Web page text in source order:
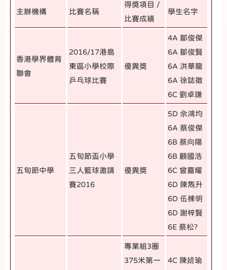
主辦機構 比賽名稱
得獎項目 /
比賽成績
學生名字
香港學界體育
聯會
2016/17港島
東區小學校際
乒乓球比賽
優異獎
4A 鄒俊傑
6A 鄒俊賢
6A 洪華龍
6A 徐誌徽
6C 劉卓謙
五旬節中學
五旬節盃小學
三人籃球邀請
賽2016
優異獎
5D 佘鴻均
6A 蔡俊傑
6B 蔡向陽
6B 顧國浩
6C 曾嘉耀
6D 陳雋升
6D 伍棟明
6D 謝梓賢
6E 蔡松?
專業組3圈
375米第一
4C 陳婧瑜